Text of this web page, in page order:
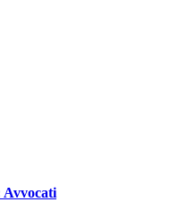
Avvocati